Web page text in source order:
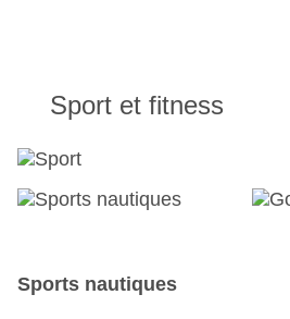
semaine 09:45 - 12:00,
00:00, sans frais
Animation pour les jeunes :
plusieurs fois par semaine
Sport et fitness
Sports nautiques